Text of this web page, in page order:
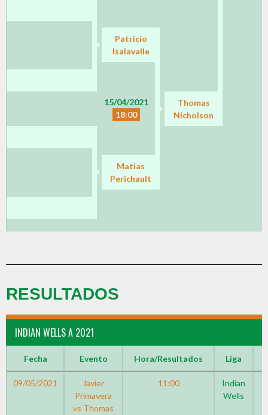
Patricio
Isalavalle
15/04/2021
18:00
Thomas
Nicholson
Matias
Perichault
RESULTADOS
INDIAN WELLS A 2021
Fecha Evento Hora/Resultados Liga
09/05/2021
Javier
Primavera
vs Thomas
11:00
Indian
Wells